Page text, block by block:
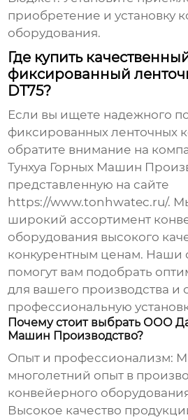
приобретение и установку
оборудования.
Где купить
фиксированный
DT75?
Если вы ищете надежного
фиксированных ленточных
обратите внимание на
Тунхуа Горных Машин
представленную на сайте
https://www.tonhwatec.ru/.
широкий ассортимент
оборудования высокого
конкурентным ценам. Наши
помогут вам подобрать
для вашего производства и
профессиональную
Почему стоит выбрать ООО
Машин Производство?
Опыт и профессионализм:
многолетний опыт в
конвейерного
Высокое качество